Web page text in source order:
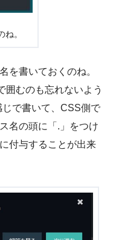
。
を書いておくのね。
囲むのも忘れないよう
じで書いて、CSS側で
名の頭に「.」をつけ
付与することが出来